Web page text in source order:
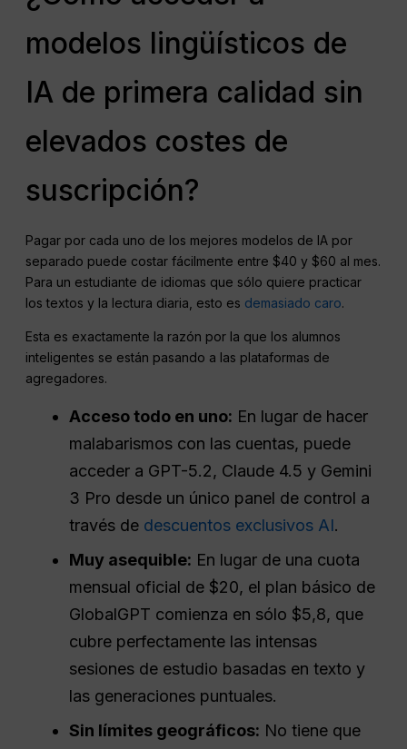
modelos lingüísticos de
IA de primera calidad sin
elevados costes de
suscripción?
Pagar por cada uno de los mejores modelos de IA por
separado puede costar fácilmente entre $40 y $60 al mes.
Para un estudiante de idiomas que sólo quiere practicar
los textos y la lectura diaria, esto es demasiado caro.
Esta es exactamente la razón por la que los alumnos
inteligentes se están pasando a las plataformas de
agregadores.
Acceso todo en uno: En lugar de hacer
malabarismos con las cuentas, puede
acceder a GPT-5.2, Claude 4.5 y Gemini
3 Pro desde un único panel de control a
través de descuentos exclusivos AI.
Muy asequible: En lugar de una cuota
mensual oficial de $20, el plan básico de
GlobalGPT comienza en sólo $5,8, que
cubre perfectamente las intensas
sesiones de estudio basadas en texto y
las generaciones puntuales.
Sin límites geográficos: No tiene que